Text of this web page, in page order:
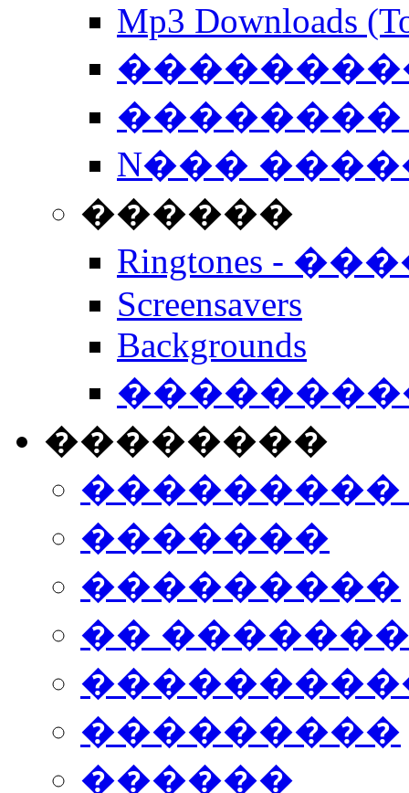
Mp3 Downloads
��������
N���
������
Ringtones -
Screensavers
Backgrounds
��������
���������
�������
���������
��
���������
������